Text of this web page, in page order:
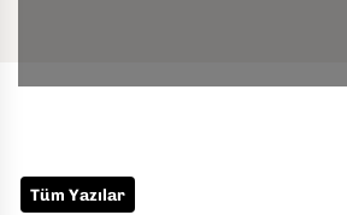
contentTüm Yazılar